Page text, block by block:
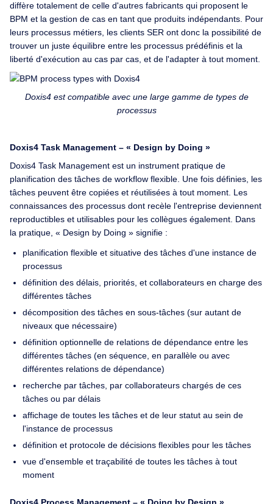
diffère totalement de celle d'autres fabricants qui proposent le
BPM et la gestion de cas en tant que produits indépendants. Pour
leurs processus métiers, les clients SER ont donc la possibilité de
trouver un juste équilibre entre les processus prédéfinis et la
liberté d'exécution au cas par cas, et de l'adapter à tout moment.
Doxis4 est compatible avec une large gamme de types de
processus
Doxis4 Task Management – « Design by Doing »
Doxis4 Task Management est un instrument pratique de
planification des tâches de workflow flexible. Une fois définies, les
tâches peuvent être copiées et réutilisées à tout moment. Les
connaissances des processus dont recèle l'entreprise deviennent
reproductibles et utilisables pour les collègues également. Dans
la pratique, « Design by Doing » signifie :
planification flexible et situative des tâches d'une instance de
processus
définition des délais, priorités, et collaborateurs en charge des
différentes tâches
décomposition des tâches en sous-tâches (sur autant de
niveaux que nécessaire)
définition optionnelle de relations de dépendance entre les
différentes tâches (en séquence, en parallèle ou avec
différentes relations de dépendance)
recherche par tâches, par collaborateurs chargés de ces
tâches ou par délais
affichage de toutes les tâches et de leur statut au sein de
l'instance de processus
définition et protocole de décisions flexibles pour les tâches
vue d'ensemble et traçabilité de toutes les tâches à tout
moment